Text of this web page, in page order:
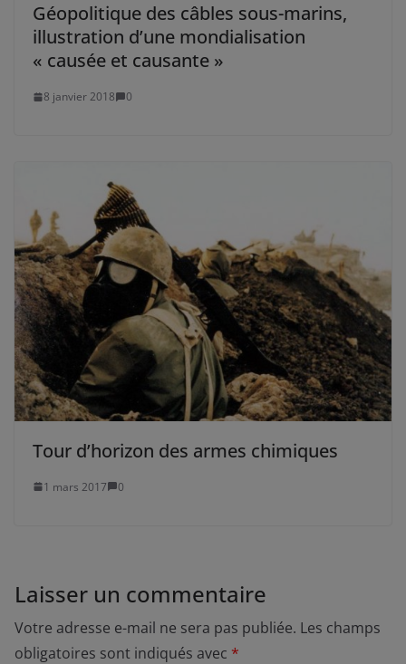
Géopolitique des câbles sous-marins,
illustration d’une mondialisation
« causée et causante »
8 janvier 2018 0
Tour d’horizon des armes chimiques
1 mars 2017 0
Laisser un commentaire
Votre adresse e-mail ne sera pas publiée. Les champs
obligatoires sont indiqués avec *